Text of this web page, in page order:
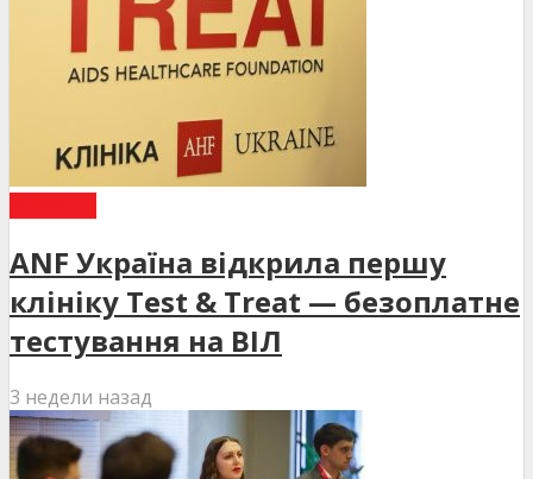
ANF Україна відкрила першу
клініку Test & Treat — безоплатне
тестування на ВІЛ
3 недели назад